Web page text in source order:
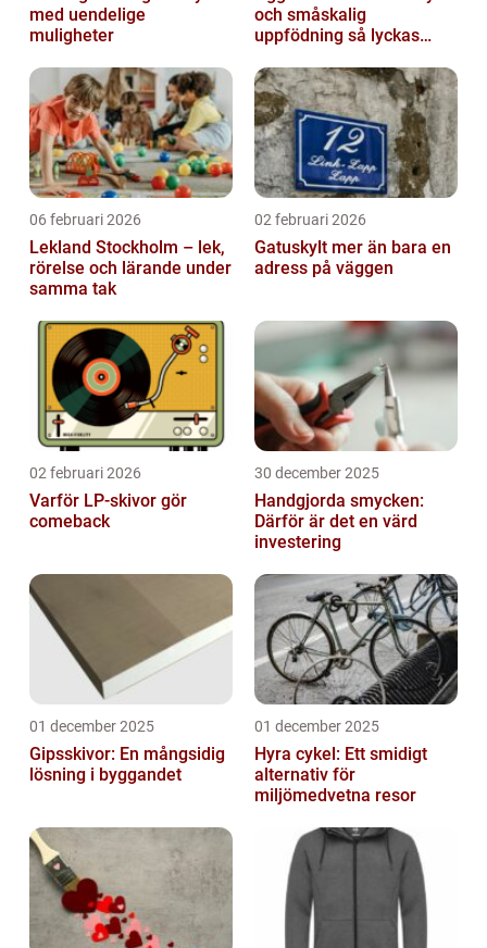
med uendelige
muligheter
och småskalig
uppfödning så lyckas
06 februari 2026
Lekland Stockholm – lek,
rörelse och lärande under
samma tak
02 februari 2026
Gatuskylt mer än bara en
adress på väggen
02 februari 2026
Varför LP-skivor gör
comeback
30 december 2025
Handgjorda smycken:
Därför är det en värd
investering
01 december 2025
Gipsskivor: En mångsidig
lösning i byggandet
01 december 2025
Hyra cykel: Ett smidigt
alternativ för
miljömedvetna resor